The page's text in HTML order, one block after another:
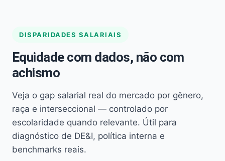
DISPARIDADES SALARIAIS
Equidade com dados, não com
achismo
Veja o gap salarial real do mercado por gênero,
raça e interseccional — controlado por
escolaridade quando relevante. Útil para
diagnóstico de DE&I, política interna e
benchmarks reais.